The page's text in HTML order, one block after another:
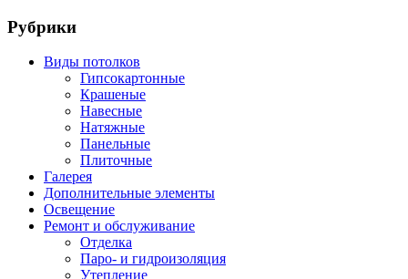
Рубрики
Виды потолков
Гипсокартонные
Крашеные
Навесные
Натяжные
Панельные
Плиточные
Галерея
Дополнительные элементы
Освещение
Ремонт и обслуживание
Отделка
Паро- и гидроизоляция
Утепление